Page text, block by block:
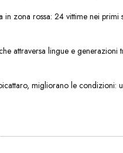
in zona rossa: 24 vittime nei primi
attraversa lingue e generazioni
migliorano le condizioni: